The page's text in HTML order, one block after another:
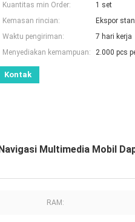
Kuantitas min Order:
1 set
Kemasan rincian:
Ekspor
Waktu pengiriman:
7 hari kerja
Menyediakan kemampuan:
2.000 pcs
Kontak
Multimedia Mobil
RAM: